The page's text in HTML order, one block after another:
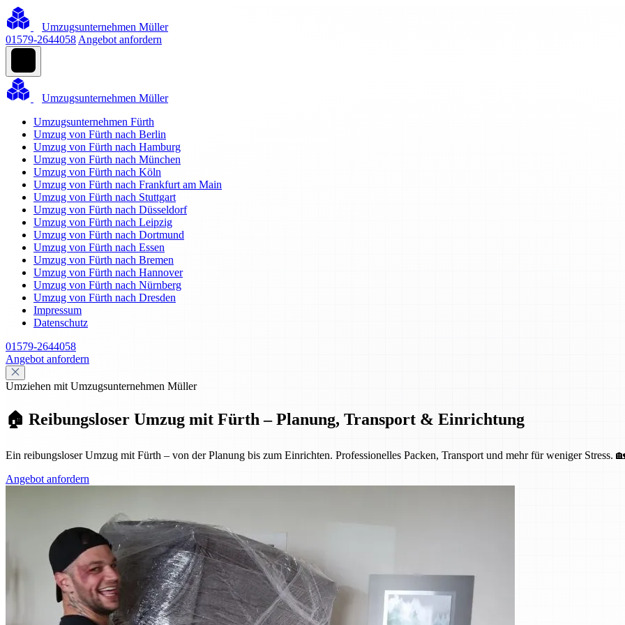
Umzugsunternehmen Müller
01579-2644058 Angebot anfordern
Umzugsunternehmen Müller
Umzugsunternehmen Fürth
Umzug von Fürth nach Berlin
Umzug von Fürth nach Hamburg
Umzug von Fürth nach München
Umzug von Fürth nach Köln
Umzug von Fürth nach Frankfurt am Main
Umzug von Fürth nach Stuttgart
Umzug von Fürth nach Düsseldorf
Umzug von Fürth nach Leipzig
Umzug von Fürth nach Dortmund
Umzug von Fürth nach Essen
Umzug von Fürth nach Bremen
Umzug von Fürth nach Hannover
Umzug von Fürth nach Nürnberg
Umzug von Fürth nach Dresden
Impressum
Datenschutz
01579-2644058
Angebot anfordern
Umziehen mit Umzugsunternehmen Müller
🏠 Reibungsloser Umzug mit Fürth – Planung, Transport & Einrichtung
Ein reibungsloser Umzug mit Fürth – von der Planung bis zum Einrichten. Professionelles Packen, Transport und mehr für weniger Stress.
Angebot anfordern